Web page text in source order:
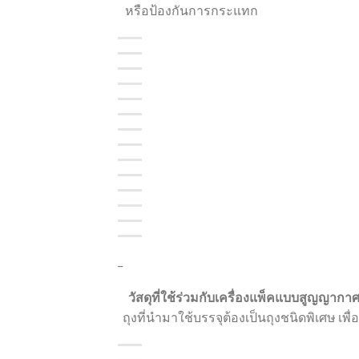
หรือป้องกันการกระแทก
วัสดุที่ใช้ร่วมกับเครื่องแพ็คแบบสูญญากา
ถุงที่นำมาใช้บรรจุต้องเป็นถุงชนิดพิเศษ เ